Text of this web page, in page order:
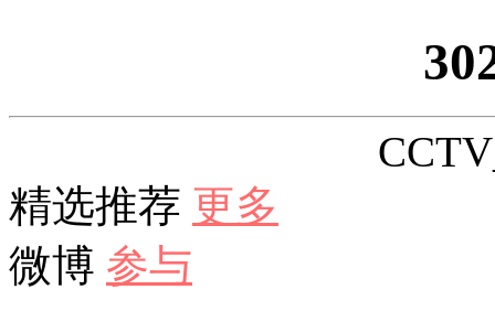
精选推荐 更多
微博 参与